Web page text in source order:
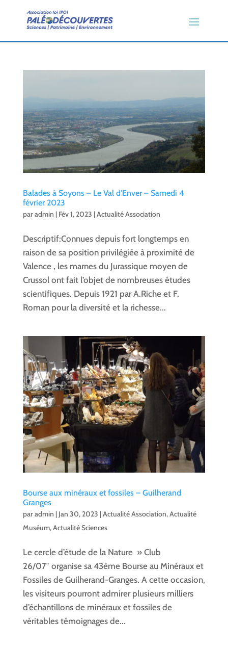
Balades à Soyons – Le Val d’Enver – Samedi 4
février 2023
paradmin | Fév 1, 2023 |Actualité Association
Descriptif:Connues depuis fort longtemps en
raison de sa position privilégiée à proximité de
Valence , les marnes du Jurassique moyen de
Crussol ont fait l’objet de nombreuses études
scientifiques. Depuis 1921 par A.Riche et F.
Roman pour la diversité et la richesse...
Bourse aux minéraux et fossiles – Guilherand
Granges
paradmin | Jan 30, 2023 |Actualité Association,Actualité
Muséum,Actualité Sciences
Le cercle d’étude de la Nature » Club
26/07″ organise sa 43ème Bourse au Minéraux et
Fossiles de Guilherand-Granges. A cette occasion,
les visiteurs pourront admirer plusieurs milliers
d’échantillons de minéraux et fossiles de
véritables témoignages de...